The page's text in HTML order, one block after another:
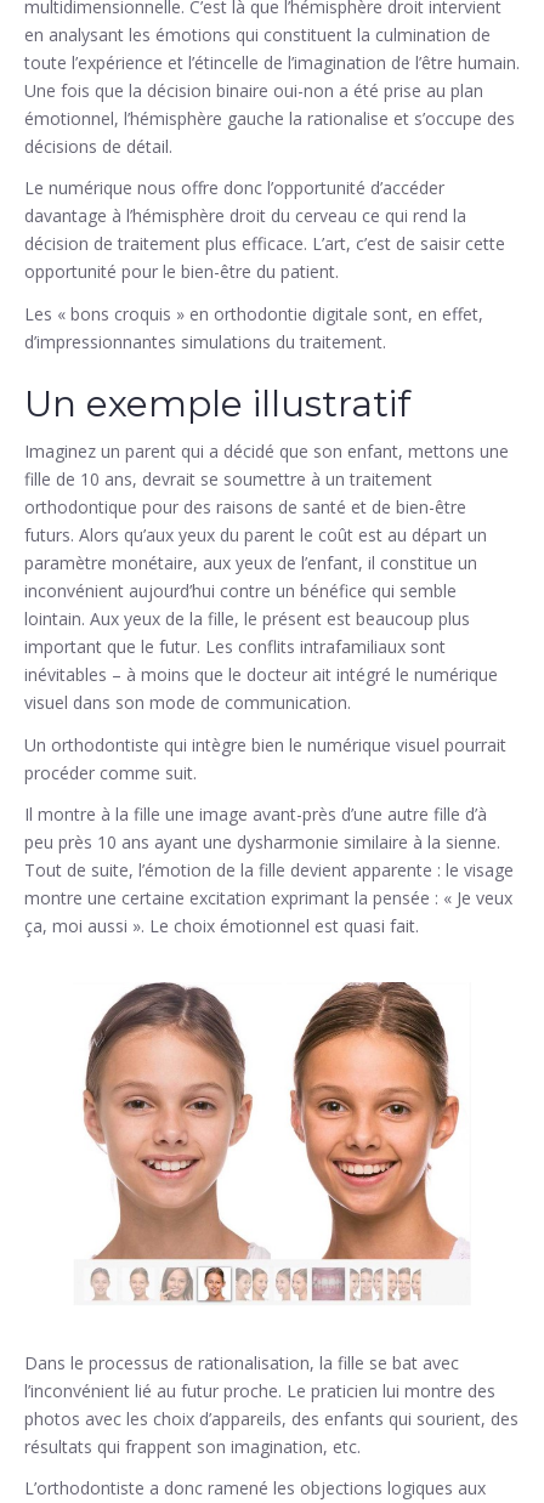
multidimensionnelle. C’est là que l’hémisphère droit intervient
en analysant les émotions qui constituent la culmination de
toute l’expérience et l’étincelle de l’imagination de l’être humain.
Une fois que la décision binaire oui-non a été prise au plan
émotionnel, l’hémisphère gauche la rationalise et s’occupe des
décisions de détail.
Le numérique nous offre donc l’opportunité d’accéder
davantage à l’hémisphère droit du cerveau ce qui rend la
décision de traitement plus efficace. L’art, c’est de saisir cette
opportunité pour le bien-être du patient.
Les « bons croquis » en orthodontie digitale sont, en effet,
d’impressionnantes simulations du traitement.
Un exemple illustratif
Imaginez un parent qui a décidé que son enfant, mettons une
fille de 10 ans, devrait se soumettre à un traitement
orthodontique pour des raisons de santé et de bien-être
futurs. Alors qu’aux yeux du parent le coût est au départ un
paramètre monétaire, aux yeux de l’enfant, il constitue un
inconvénient aujourd’hui contre un bénéfice qui semble
lointain. Aux yeux de la fille, le présent est beaucoup plus
important que le futur. Les conflits intrafamiliaux sont
inévitables – à moins que le docteur ait intégré le numérique
visuel dans son mode de communication.
Un orthodontiste qui intègre bien le numérique visuel pourrait
procéder comme suit.
Il montre à la fille une image avant-près d’une autre fille d’à
peu près 10 ans ayant une dysharmonie similaire à la sienne.
Tout de suite, l’émotion de la fille devient apparente : le visage
montre une certaine excitation exprimant la pensée : « Je veux
ça, moi aussi ». Le choix émotionnel est quasi fait.
Dans le processus de rationalisation, la fille se bat avec
l’inconvénient lié au futur proche. Le praticien lui montre des
photos avec les choix d’appareils, des enfants qui sourient, des
résultats qui frappent son imagination, etc.
L’orthodontiste a donc ramené les objections logiques aux